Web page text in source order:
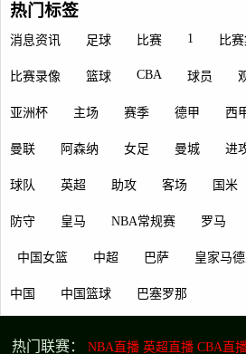
热门标签
消息资讯 足球 比赛 1 比
比赛录像 篮球 CBA 球员
亚洲杯 主场 赛季 德甲 西
曼联 阿森纳 女足 曼城 进
球队 英超 助攻 客场 国米
防守 皇马 NBA常规赛 罗马
中国女篮 中超 巴萨 皇家马
中国 中国篮球 巴塞罗那
热门联赛： NBA直播 英超直播 CBA直